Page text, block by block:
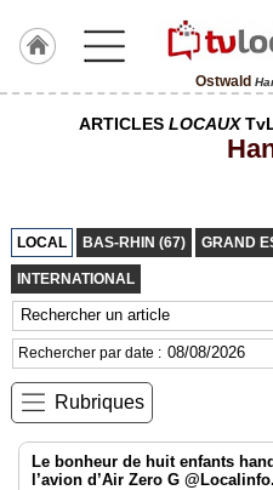
Ostwald
TvLocale
France
Accueil
RUBRIQUES
Agenda
ARTICLES LOCAUX
LOCAL BAS-RHIN (67) GRAND
INTERNATIONAL
Rechercher par date :
Rubriques
Le bonheur de huit enfants
l’avion d’Air Zero G